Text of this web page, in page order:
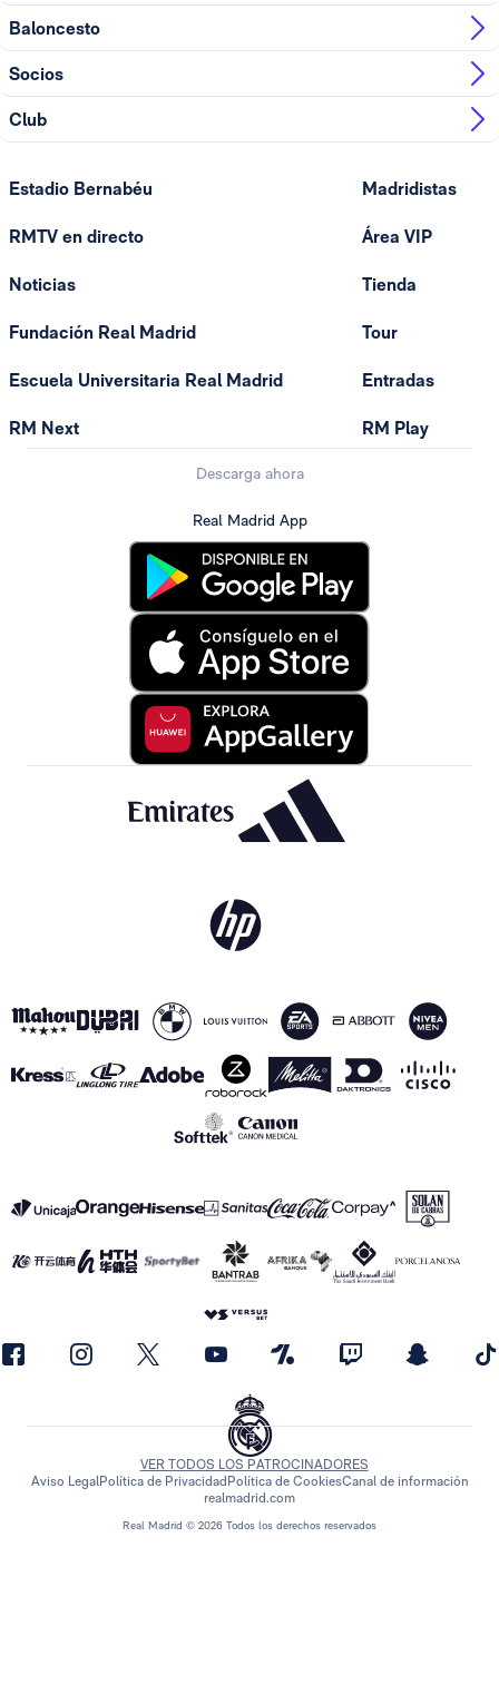
Baloncesto
Socios
Club
Estadio Bernabéu
RMTV en directo
Noticias
Fundación Real Madrid
Escuela Universitaria Real Madrid
RM Next
Madridistas
Área VIP
Tienda
Tour
Entradas
RM Play
Descarga ahora
Real Madrid App
Real Madrid © 2026 Todos los derechos reservados
VER TODOS LOS PATROCINADORES
Aviso LegalPolítica de Privacidad Política de CookiesCanal de información
realmadrid.com